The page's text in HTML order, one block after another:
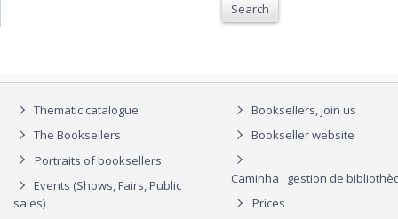
Search
Thematic catalogue
The Booksellers
Portraits of booksellers
Events (Shows, Fairs, Public
sales)
Booksellers, join us
Bookseller website
Caminha : gestion de
Prices